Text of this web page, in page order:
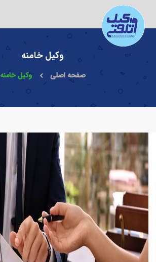
وکیل خامنه
صفحه اصلی وکیل خامنه